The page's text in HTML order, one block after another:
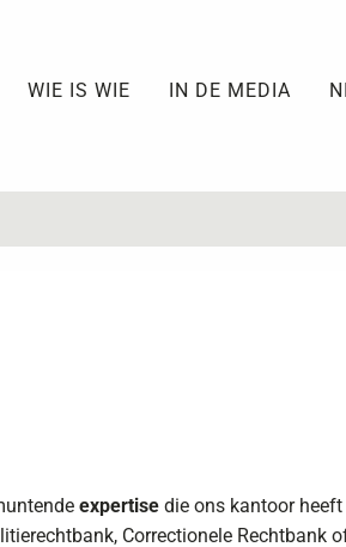
WIE IS WIE IN DE MEDIA
expertise die ons kantoor heeft
Correctionele Rechtbank